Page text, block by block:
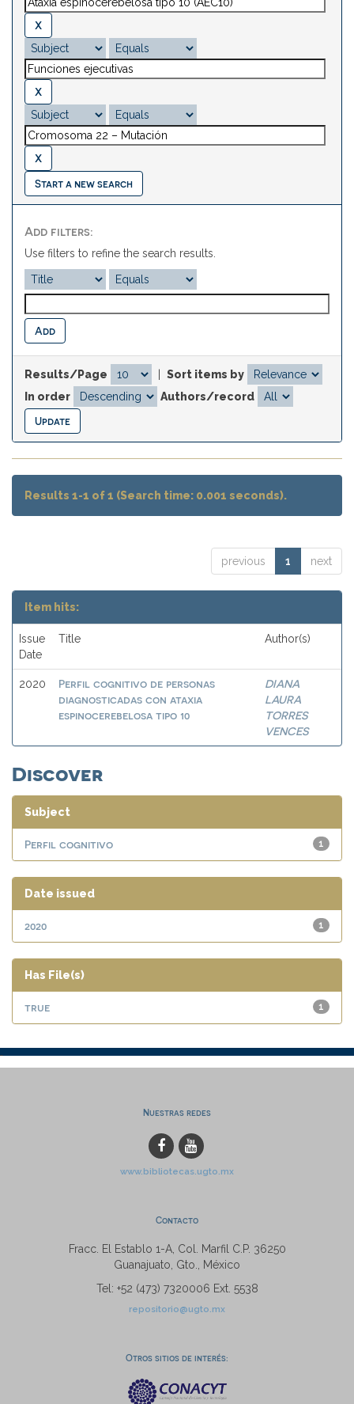
Start a new search
Add filters:
Use filters to refine the search results.
Results/Page
Sort items by
In order
Authors/record
Results 1-1 of 1 (Search time: 0.001 seconds).
previous 1 next
Item hits:
Issue
Date
Title Author(s)
2020
Perfil cognitivo de personas
diagnosticadas con ataxia
espinocerebelosa tipo 10
DIANA
LAURA
TORRES
VENCES
Discover
Subject
1
Perfil cognitivo
Date issued
1
2020
Has File(s)
1
true
Nuestras redes
www.bibliotecas.ugto.mx
Contacto
Fracc. El Establo 1-A, Col. Marfil C.P. 36250
Guanajuato, Gto., México
Tel: +52 (473) 7320006 Ext. 5538
repositorio@ugto.mx
Otros sitios de interés: